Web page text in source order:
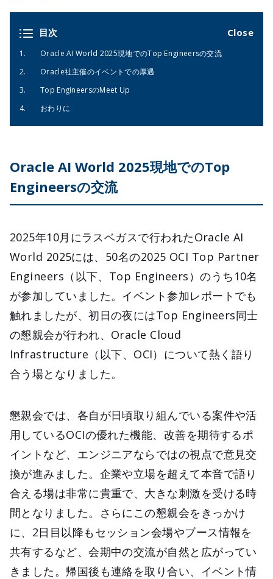
目次
Oracle AI World 2025現地でのTop Engineersの交流
Oracle社主催のイベントでの厚遇
Top EngineersのMeet Up
おわりに
Oracle AI World 2025現地でのTop
Engineersの交流
2025年10月にラスベガスで行われたOracle AI
World 2025には、50名の2025 OCI Top Partner
Engineers（以下、Top Engineers）のうち10名
が参加していました。イベント参加レポートでも
触れましたが、初日の夜にはTop Engineers同士
の懇親会が行われ、Oracle Cloud
Infrastructure（以下、OCI）について熱く語り
合う場となりました。
懇親会では、各自が日頃取り組んでいる案件や活
用しているOCIの優れた機能、改善を期待するポ
イントなど、エンジニアならではの視点で意見交
換が進みました。企業や立場を超えて本音で語り
合える場は非常に貴重で、大きな刺激を受ける時
間となりました。さらにこの懇親会をきっかけ
に、2日目以降もセッション会場やブース情報を
共有するなど、会期中の交流が自然と広がってい
きました。帰国後も連絡を取り合い、イベント情